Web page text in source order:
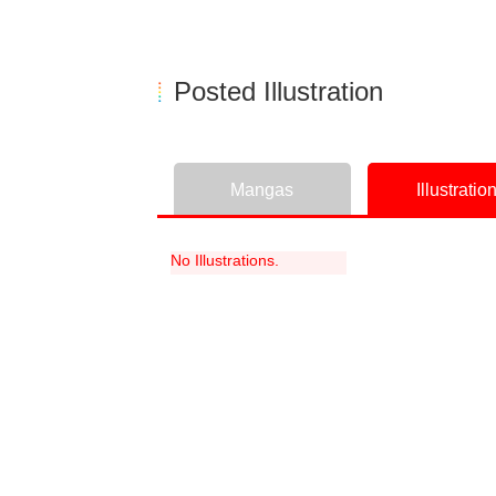
Posted Illustration
Mangas Illustration
No Illustrations.